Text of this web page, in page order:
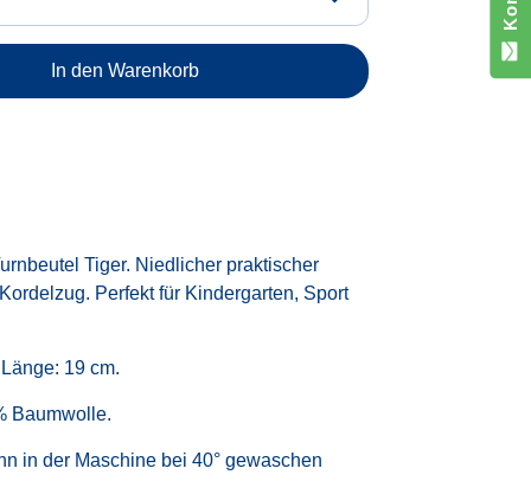
In den Warenkorb
Tiger. Niedlicher praktischer
Perfekt für Kindergarten, Sport
19 cm.
Baumwolle.
in der Maschine bei 40° gewaschen